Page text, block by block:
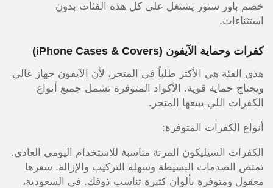
خصم باور ستور يشتغل على كل هذه الفئات بدون
استثناءات.
كفرات وحماية الآيفون (iPhone Cases & Covers)
هذي الفئة هي الأكثر طلباً في المتجر، لأن الآيفون جهاز غالي
ويحتاج حماية قوية. الأكواد المتوفرة تشمل جميع أنواع
الكفرات اللي يبيعها المتجر.
أنواع الكفرات المتوفرة:
الكفرات السيليكون المرنة مناسبة للاستخدام اليومي العادي.
تمتص الصدمات البسيطة وسهلة التركيب والإزالة. سعرها
معقول ومتوفرة بألوان كثيرة تناسب ذوقك. في السعودية،